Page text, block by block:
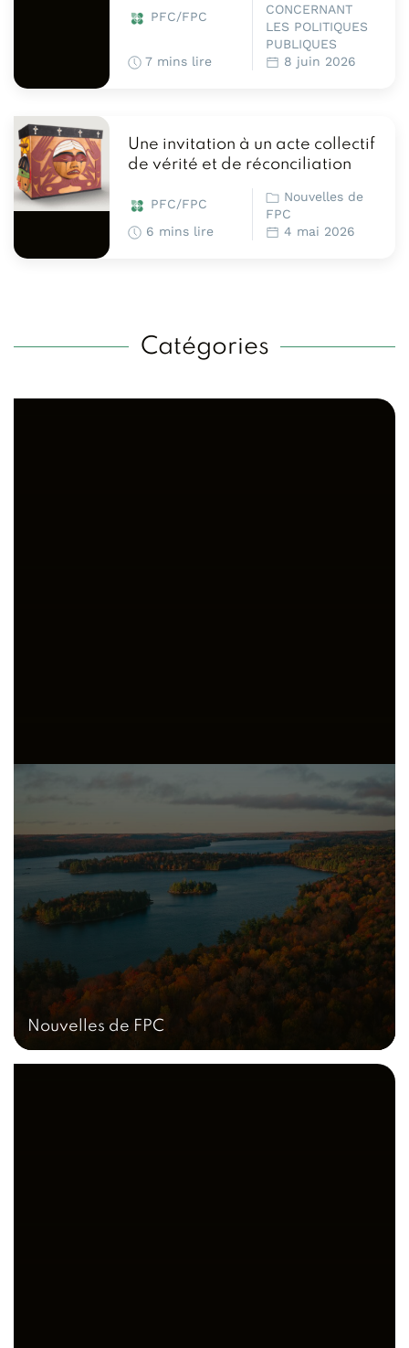
PFC/FPC
CONCERNANT
LES POLITIQUES
PUBLIQUES
7 mins lire
8 juin 2026
Une invitation à un acte collectif
de vérité et de réconciliation
PFC/FPC
Nouvelles de
FPC
6 mins lire
4 mai 2026
Catégories
Nouvelles de FPC